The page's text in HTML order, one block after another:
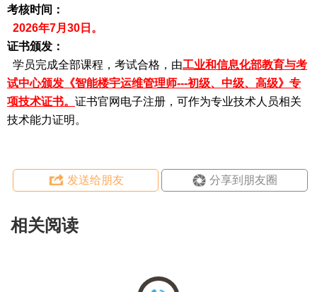
考核时间：
2026年7月30日。
证书颁发：
学员完成全部课程，考试合格，由工业和信息化部教育与考
试中心颁发《智能楼宇运维管理师---初级、中级、高级》专
项技术证书。 证书官网电子注册，可作为专业技术人员相关
技术能力证明。
发送给朋友 分享到朋友圈
相关阅读